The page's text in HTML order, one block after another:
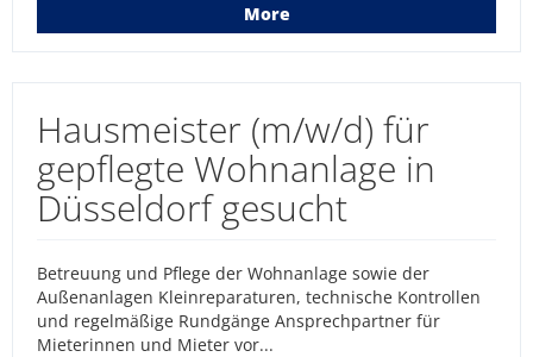
More
Hausmeister (m/w/d) für
gepflegte Wohnanlage in
Düsseldorf gesucht
Betreuung und Pflege der Wohnanlage sowie der
Außenanlagen Kleinreparaturen, technische Kontrollen
und regelmäßige Rundgänge Ansprechpartner für
Mieterinnen und Mieter vor...